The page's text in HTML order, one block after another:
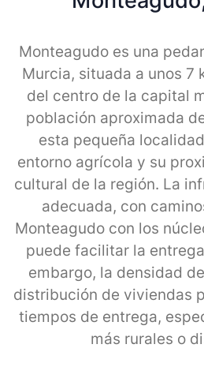
Monteagudo es una
Murcia, situada a unos 7
del centro de la capital
población aproximada
esta pequeña
entorno agrícola y su
cultural de la región. La
adecuada, con
Monteagudo con los
puede facilitar la
embargo, la densidad
distribución de viviendas
tiempos de entrega,
más rurales o